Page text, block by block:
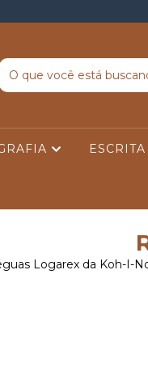
ESCRITA
Logarex da Koh-I-